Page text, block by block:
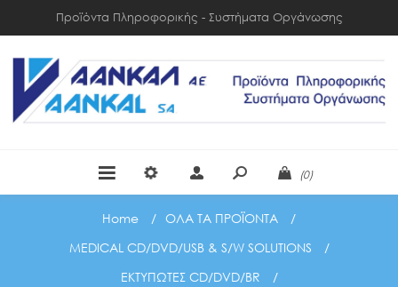
Προϊόντα Πληροφορικής - Συστήματα Οργάνωσης
(0)
Home / ΟΛΑ ΤΑ ΠΡΟΪΟΝΤΑ
/
MEDICAL CD/DVD/USB & S/W SOLUTIONS
/
ΕΚΤΥΠΩΤΕΣ CD/DVD/BR
/